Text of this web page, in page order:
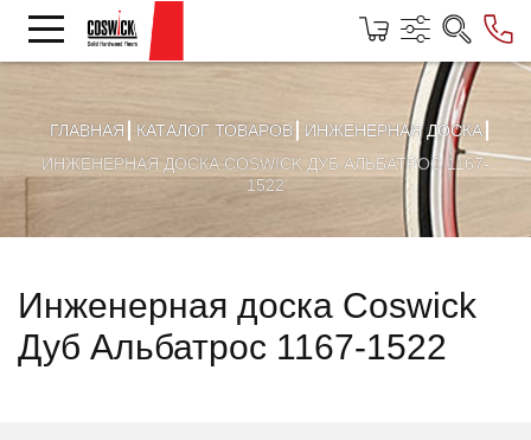
ГЛАВНАЯ КАТАЛОГ ТОВАРОВ
ИНЖЕНЕРНАЯ ДОСКА
ИНЖЕНЕРНАЯ ДОСКА COSWICK ДУБ АЛЬБАТРОС 1167-
1522
Инженерная доска Coswick
Дуб Альбатрос 1167-1522